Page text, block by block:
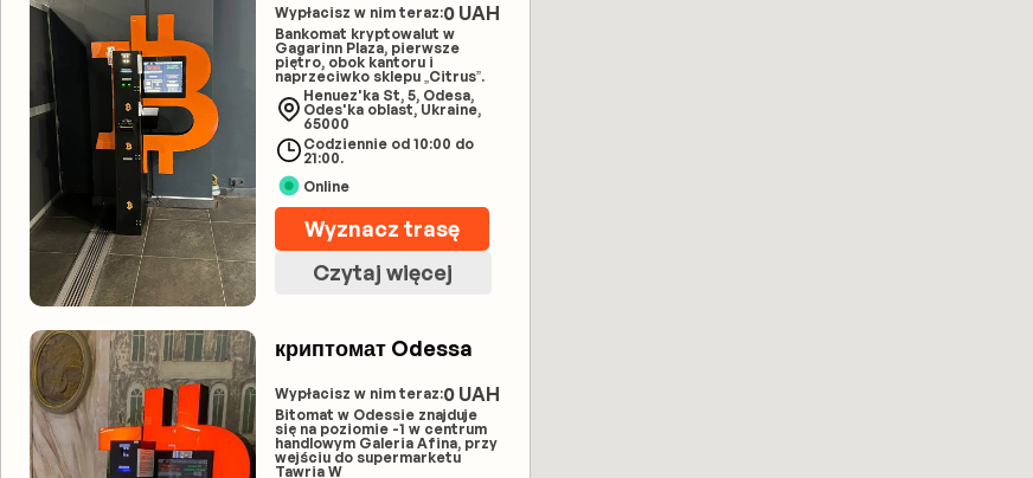
Wypłacisz w nim teraz:0 UAH
Bankomat kryptowalut w
Gagarinn Plaza, pierwsze
piętro, obok kantoru i
naprzeciwko sklepu „Citrus”.
Henuez'ka St, 5, Odesa,
Odes'ka oblast, Ukraine,
65000
Codziennie od 10:00 do
21:00.
Online
Wyznacz trasę
Czytaj więcej
криптомат Odessa
Wypłacisz w nim teraz:0 UAH
Bitomat w Odessie znajduje
się na poziomie -1 w centrum
handlowym Galeria Afina, przy
wejściu do supermarketu
Tawria W